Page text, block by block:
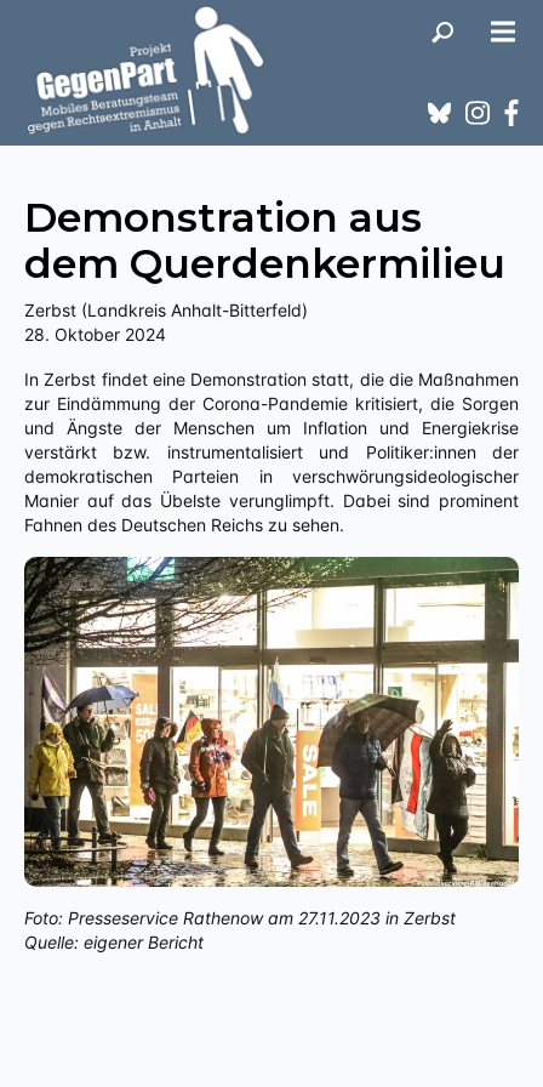
Demonstration aus
dem Querdenkermilieu
Zerbst (Landkreis Anhalt-Bitterfeld)
28. Oktober 2024
In Zerbst findet eine Demonstration statt, die die Maßnahmen
zur Eindämmung der Corona-Pandemie kritisiert, die Sorgen
und Ängste der Menschen um Inflation und Energiekrise
verstärkt bzw. instrumentalisiert und Politiker:innen der
demokratischen Parteien in verschwörungsideologischer
Manier auf das Übelste verunglimpft. Dabei sind prominent
Fahnen des Deutschen Reichs zu sehen.
Foto: Presseservice Rathenow am 27.11.2023 in Zerbst
Quelle: eigener Bericht